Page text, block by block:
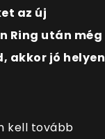
az új
Ring után még
akkor jó helyen
kell tovább